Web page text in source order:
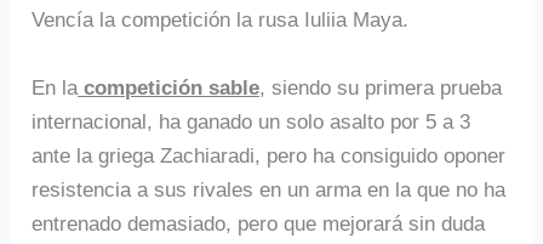
Vencía la competición la rusa Iuliia Maya.
En la competición sable, siendo su primera prueba
internacional, ha ganado un solo asalto por 5 a 3
ante la griega Zachiaradi, pero ha consiguido oponer
resistencia a sus rivales en un arma en la que no ha
entrenado demasiado, pero que mejorará sin duda